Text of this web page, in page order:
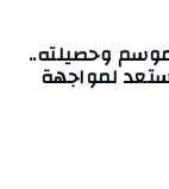
وحصيلته..
لمواجهة